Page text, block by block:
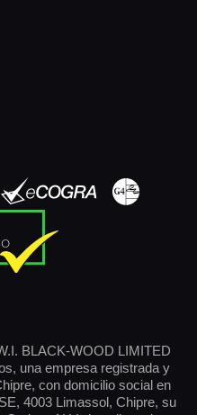
BLACK-WOOD LIMITED
una empresa registrada y
con domicilio social en
4003 Limassol, Chipre, su